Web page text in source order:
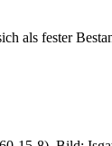
als fester